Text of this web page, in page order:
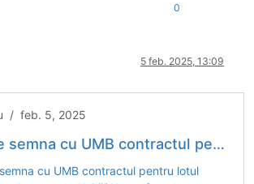
0
5 feb. 2025, 13:09
/ feb. 5, 2025
pentru lotul Pipirig – Leghin pe Autostrada Unirii/ Nu au fost depuse contestații